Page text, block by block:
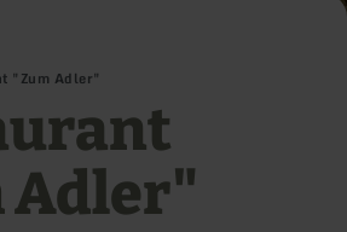
"Zum Adler"
Adler"